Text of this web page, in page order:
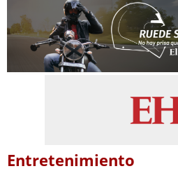
Entretenimiento